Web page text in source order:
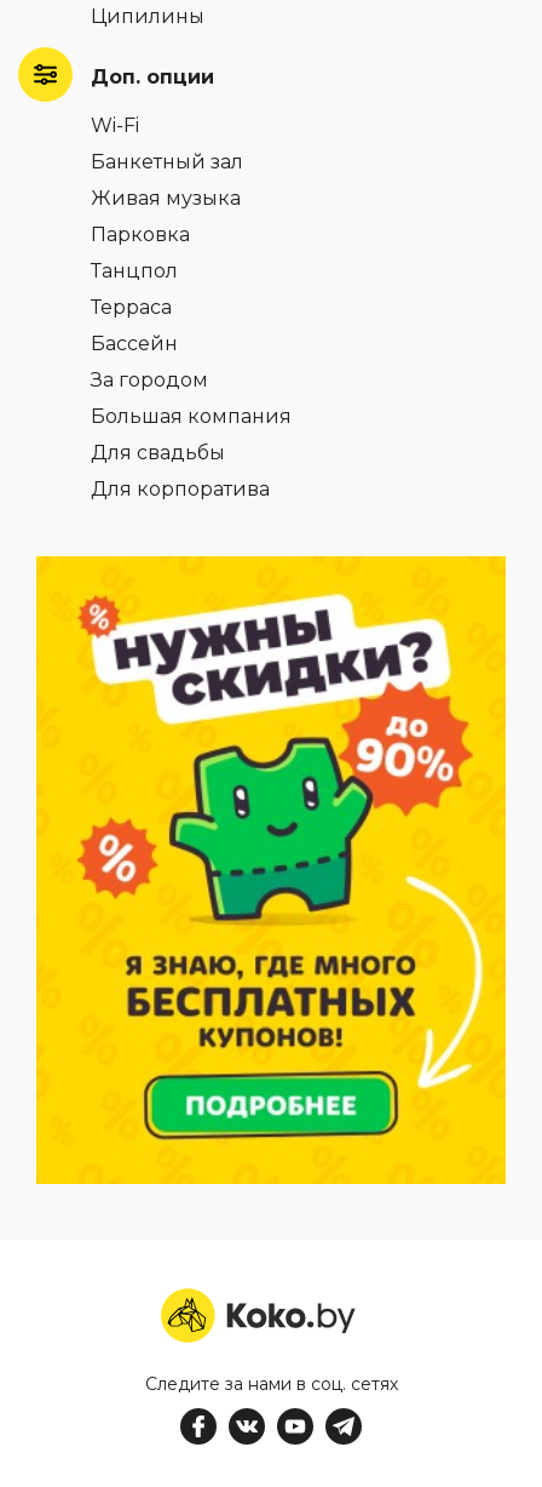
Ципилины
Доп. опции
Wi-Fi
Банкетный зал
Живая музыка
Парковка
Танцпол
Терраса
Бассейн
За городом
Большая компания
Для свадьбы
Для корпоратива
Следите за нами в соц. сетях